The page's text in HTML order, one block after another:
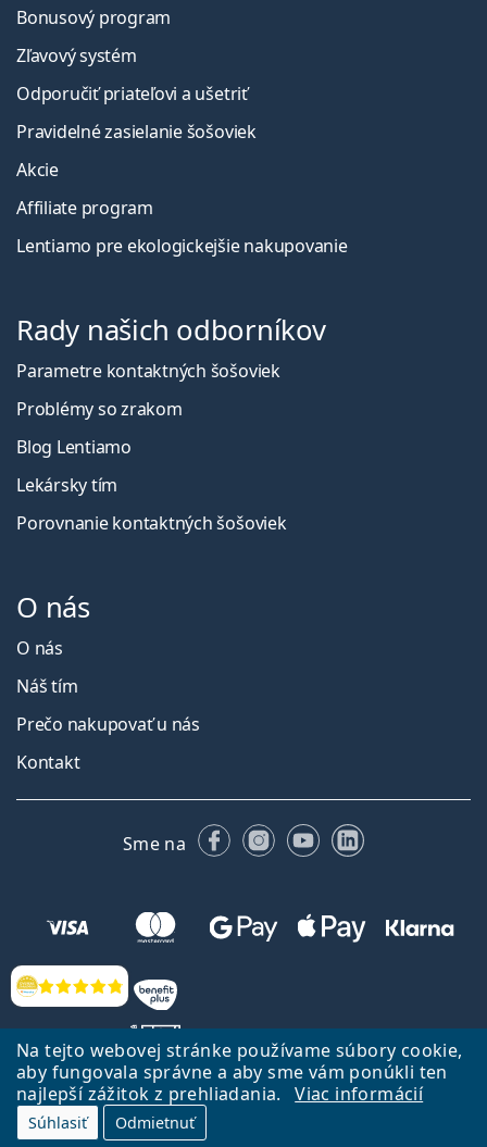
Na tejto webovej stránke používame súbory cookie,
aby fungovala správne a aby sme vám ponúkli ten
najlepší zážitok z prehliadania.
Viac informácií
Súhlasiť Odmietnuť
Hodnotenia
Bonusový program
Zľavový systém
Odporučiť priateľovi a ušetriť
Pravidelné zasielanie šošoviek
Akcie
Affiliate program
Lentiamo pre ekologickejšie nakupovanie
Rady našich odborníkov
Parametre kontaktných šošoviek
Problémy so zrakom
Blog Lentiamo
Lekársky tím
Porovnanie kontaktných šošoviek
O nás
O nás
Náš tím
Prečo nakupovať u nás
Kontakt
Sme na FacebookuInstagrame
YouTubeLinkedIn
Späť na Úvodnu stránku